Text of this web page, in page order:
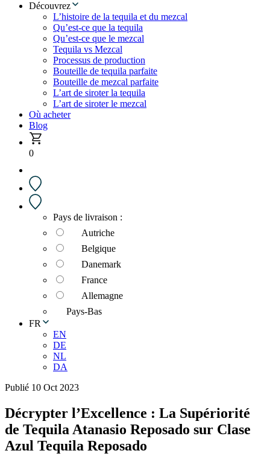
Découvrez
L’histoire de la tequila et du mezcal
Qu’est-ce que la tequila
Qu’est-ce que le mezcal
Tequila vs Mezcal
Processus de production
Bouteille de tequila parfaite
Bouteille de mezcal parfaite
L’art de siroter la tequila
L’art de siroter le mezcal
Où acheter
Blog
0
Pays de livraison :
Autriche
Belgique
Danemark
France
Allemagne
Pays-Bas
FR
EN
DE
NL
DA
Publié 10 Oct 2023
Décrypter l’Excellence : La Supériorité
de Tequila Atanasio Reposado sur Clase
Azul Tequila Reposado